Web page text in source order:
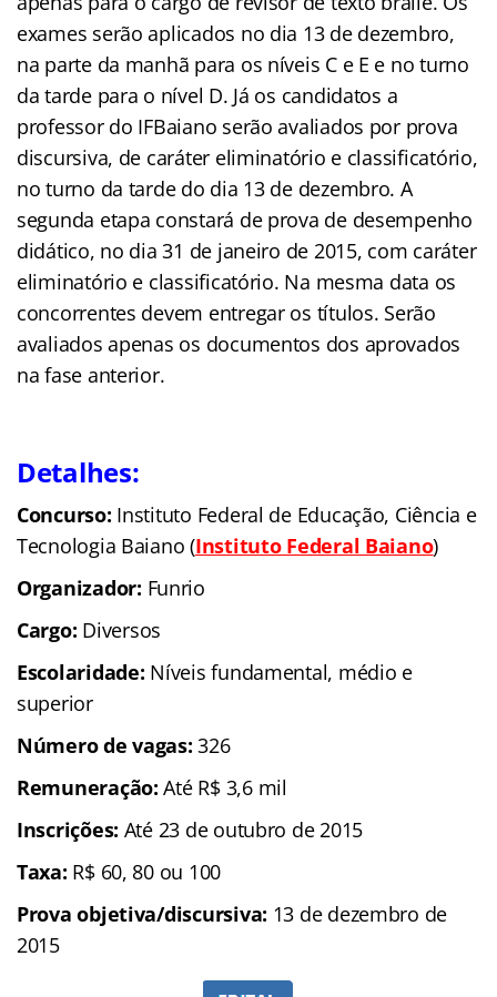
exames serão aplicados no dia 13 de dezembro,
na parte da manhã para os níveis C e E e no turno
da tarde para o nível D. Já os candidatos a
professor do IFBaiano serão avaliados por prova
discursiva, de caráter eliminatório e classificatório,
no turno da tarde do dia 13 de dezembro. A
segunda etapa constará de prova de desempenho
didático, no dia 31 de janeiro de 2015, com caráter
eliminatório e classificatório. Na mesma data os
concorrentes devem entregar os títulos. Serão
avaliados apenas os documentos dos aprovados
na fase anterior.
Detalhes:
Concurso: Instituto Federal de Educação, Ciência e
Tecnologia Baiano (Instituto Federal Baiano)
Organizador: Funrio
Cargo: Diversos
Escolaridade: Níveis fundamental, médio e
superior
Número de vagas:326
Remuneração: Até R$ 3,6 mil
Inscrições: Até 23 de outubro de 2015
Taxa: R$ 60, 80 ou 100
Prova objetiva/discursiva: 13 de dezembro de
2015